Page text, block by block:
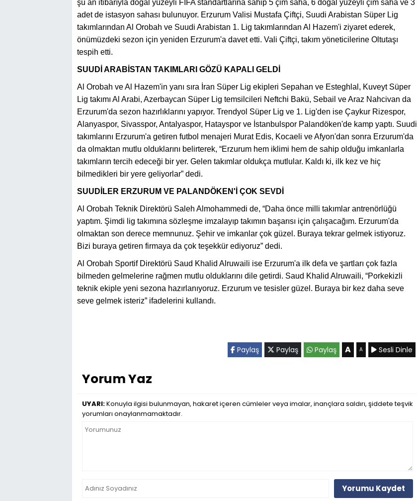
şu an itibarıyla doğal yüzeyli FIFA standartlarına sahip 5 çim saha, 6 doğal yüzeyli çim saha ve 3
adet de istasyon sahası bulunuyor. Erzurum Valisi Mustafa Çiftçi, Suudi Arabistan Süper Lig
takımlarından Al Orobah ve Suudi Arabistan 1. Lig takımlarından Al Hazem'i ziyaret ederek,
önümüzdeki sezon için yeniden Erzurum'a davet etti. Vali Çiftçi, takım yöneticilerine Oltutaşı
tespih etti.
SUUDİ ARABİSTAN TAKIMLARI GÖZÜ KAPALI GELDİ
Al Orobah ve Al Hazem'in yanı sıra İran Süper Lig ekipleri Sepahan ve Esteghlal, Kuveyt Süper
Lig takımı Al Arabi, Azerbaycan Süper Lig temsilcileri Neftchi Bakü, Sebail ve Araz Nahcivan da
Erzurum'da sezon hazırlıklarını yapıyor. Trendyol Süper Lig ve 1. Lig'den ise Çaykur Rizespor,
Alanyaspor, Sivasspor, Antalyaspor, Hatayspor ve İstanbulspor Palandöken'de kamp yaptı. Suudi
takımlarını Erzurum'a getiren futbol menajeri Murat Edis, Kocaeli ve Afyon'dan sonra Erzurum'da
da olmaktan mutlu olduklarını belirterek, “Erzurum hem iklimi hem de sahip olduğu imkanlarla
takımların tercih edeceği bir yer. Gelen takımlar oldukça mutlular. Kaldı ki, ilk kez ve hiç
bilmedikleri bir yere geliyorlar” dedi.
SUUDİLER ERZURUM VE PALANDÖKEN'İ ÇOK SEVDİ
Al Orobah Teknik Direktörü Saleh Almohammedi de, “Daha önce milli takımlar antrenörlüğü
yaptım. Şimdi lig takımına sözleşme imzalayıp takımın başarısı için çalışacağım. Erzurum'da
olmaktan son derece memnunuz. Şehir ve imkanlar çok güzel. Buraya tekrar gelmek istiyoruz.
Bizi buraya getiren firmaya da çok teşekkür ediyoruz” dedi.
Al Orobah Sportif Direktörü Saud Khalid Alruwaili ise Erzurum'a ilk defa ve şartları çok fazla
bilmeden gelmelerine rağmen mutlu olduklarını dile getirdi. Saud Khalid Alruwaili, “Porkekizli
teknik ekiple yeni sezona hazırlanıyoruz. Erzurum ve tesisler güzel. Buraya bir kez daha seve
seve gelmek isteriz” ifadelerini kullandı.
Paylaş Paylaş Paylaş A A Sesli Dinle
Yorum Yaz
UYARI:Konuyla ilgisi bulunmayan, hakaret içeren cümleler veya imalar, inançlara saldırı, şiddete teşvik
yorumları onaylanmamaktadır.
Yorumu Kaydet